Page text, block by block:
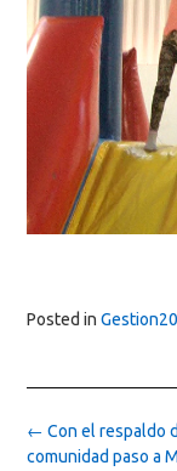
Posted in
Post
navigation
← Con el respaldo
comunidad paso a